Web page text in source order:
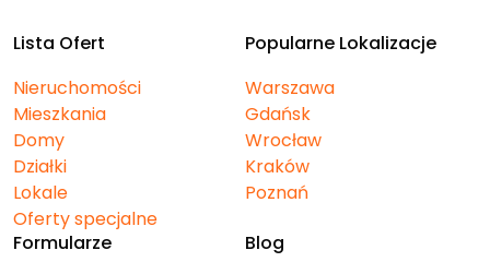
Lista Ofert
Nieruchomości
Mieszkania
Domy
Działki
Lokale
Oferty specjalne
Popularne Lokalizacje
Warszawa
Gdańsk
Wrocław
Kraków
Poznań
Formularze
Blog